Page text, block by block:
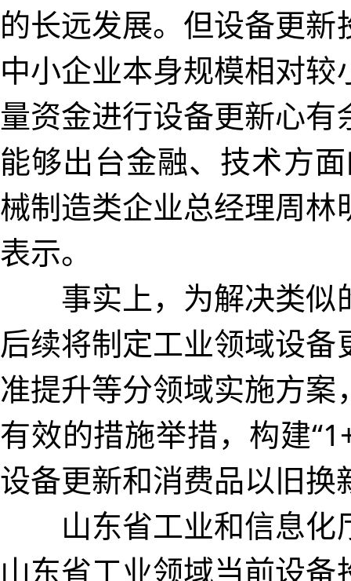
的长远发展。但设备更
中小企业本身规模相对
量资金进行设备更新心
能够出台金融、技术方
械制造类企业总经理周
表示。
事实上，为解决类似
后续将制定工业领域设
准提升等分领域实施方
有效的措施举措，构建
设备更新和消费品以旧换
山东省工业和信息化
山东省工业领域当前设